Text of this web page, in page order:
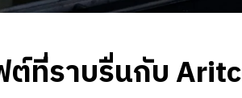
ต์ที่ราบรื่นกับ